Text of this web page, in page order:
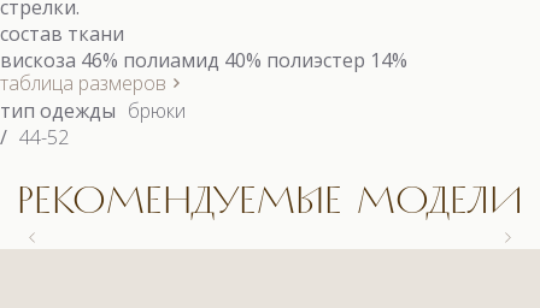
стрелки.
состав ткани
вискоза 46% полиамид 40% полиэстер 14%
таблица размеров
тип одежды брюки
/ 44-52
РЕКОМЕНДУЕМЫЕ МОДЕЛИ
9558.1 КОСТЮМ
9558.1 КОСТЮМ
9663 БЛУЗКА
9622.1 КОСТЮМ (3)